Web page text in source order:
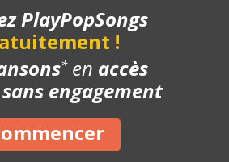
PlayPopSongs
!
*en accès
engagement